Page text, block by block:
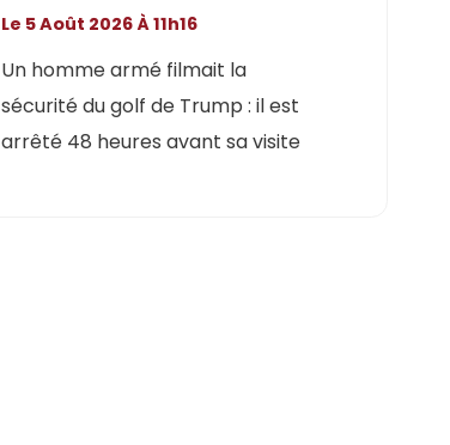
Un homme armé filmait la
sécurité du golf de Trump : il est
arrêté 48 heures avant sa visite
Le 5 Août 2026 À 11h16